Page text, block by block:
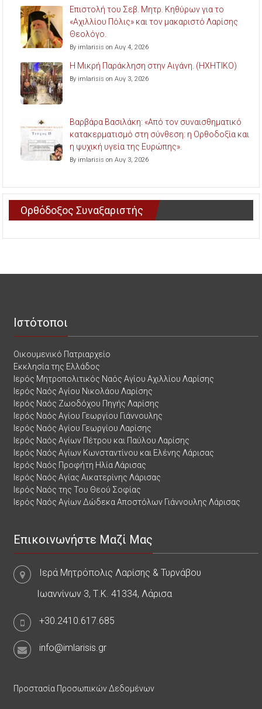
Επιστολή του Σεβ. Μητρ. Κηθύρων για το
«Αχιλλίου Πόλις» και τον μακαριστό Λαρίσης
Θεολόγο.
By imlarisis on Αυγ 4, 2026
Η Μικρή Παράκληση στην Αιγάνη. (ΗΧΗΤΙΚΟ)
By imlarisis on Αυγ 3, 2026
Βαρβάρα Βασιλάκη: «Από τον συναισθηματικό
κατακερματισμό στη σύνθεση: η Ορθοδοξία και
η ψυχική υγεία της Ευρώπης».
By imlarisis on Αυγ 3, 2026
Ορθόδοξος Συναξαριστής
Ιστότοποι
Οικουμενικό Πατριαρχείο
Εκκλησία της Ελλάδος
Ιερός Μητροπολιτικός Ναός Αγίου Αχιλλίου Λαρίσης
Ιερός Ναός Αγίου Νικολάου Λαρίσης
Ιερός Ναός Ζωοδόχου Πηγής Λαρίσης
Ιερός Ναός Αγίου Γεωργίου Γιάννουλης
Ιερός Ναός Αγίου Γεωργίου Λαρίσης
Ιερός Ναός Αγίων Πέτρου και Παύλου Λαρίσης
Ιερός Ναός Αγίων Κωνσταντίνου και Ελένης Λάρισας
Ιερός Ναός Προφήτη Ηλία Λάρισας
Ιερός Ναός Αγίας Αικατερίνης Λάρισας
Ιερός Ναός της Του Θεού Σοφίας
Ιερός Ναός Αγίων Δώδεκα Αποστόλων Γιάννουλης Λάρισας
Επικοινωνήστε Μαζί Μας
Ιερά Μητρόπολις Λαρίσης & Τυρνάβου
Ιωαννίνων 3, Τ.Κ. 41334, Λάρισα
+30.2410.617.685
info@imlarisis.gr
Προστασία Προσωπικών Δεδομένων